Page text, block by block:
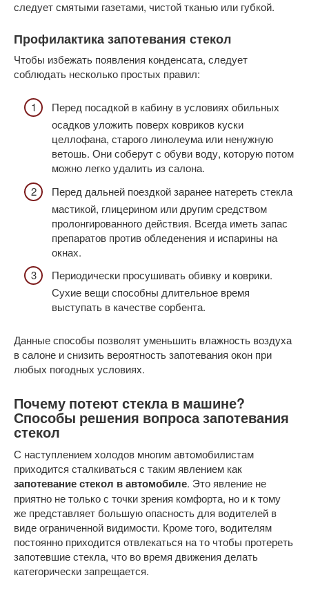
следует смятыми газетами, чистой тканью или губкой.
Профилактика запотевания стекол
Чтобы избежать появления конденсата, следует
соблюдать несколько простых правил:
Перед посадкой в кабину в условиях обильных
осадков уложить поверх ковриков куски
целлофана, старого линолеума или ненужную
ветошь. Они соберут с обуви воду, которую потом
можно легко удалить из салона.
Перед дальней поездкой заранее натереть стекла
мастикой, глицерином или другим средством
пролонгированного действия. Всегда иметь запас
препаратов против обледенения и испарины на
окнах.
Периодически просушивать обивку и коврики.
Сухие вещи способны длительное время
выступать в качестве сорбента.
Данные способы позволят уменьшить влажность воздуха
в салоне и снизить вероятность запотевания окон при
любых погодных условиях.
Почему потеют стекла в машине?
Способы решения вопроса запотевания
стекол
С наступлением холодов многим автомобилистам
приходится сталкиваться с таким явлением как
запотевание стекол в автомобиле. Это явление не
приятно не только с точки зрения комфорта, но и к тому
же представляет большую опасность для водителей в
виде ограниченной видимости. Кроме того, водителям
постоянно приходится отвлекаться на то чтобы протереть
запотевшие стекла, что во время движения делать
категорически запрещается.